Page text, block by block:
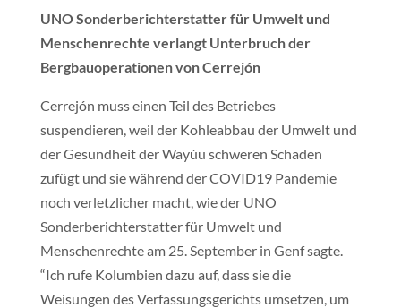
UNO Sonderberichterstatter für Umwelt und
Menschenrechte verlangt Unterbruch der
Bergbauoperationen von Cerrejón
Cerrejón muss einen Teil des Betriebes
suspendieren, weil der Kohleabbau der Umwelt und
der Gesundheit der Wayúu schweren Schaden
zufügt und sie während der COVID19 Pandemie
noch verletzlicher macht, wie der UNO
Sonderberichterstatter für Umwelt und
Menschenrechte am 25. September in Genf sagte.
“Ich rufe Kolumbien dazu auf, dass sie die
Weisungen des Verfassungsgerichts umsetzen, um